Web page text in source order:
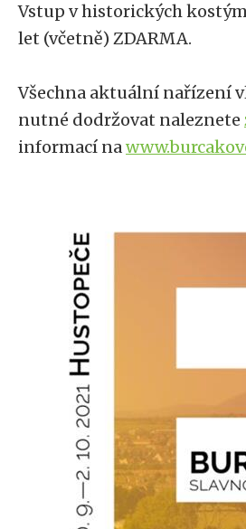
Vstup v historických
let (včetně) ZDARMA.
Všechna aktuální nařízení
nutné dodržovat naleznete
informací na